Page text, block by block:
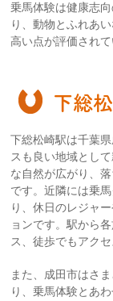
乗馬体験は健康志
り、動物とふれあ
高い点が評価されて
下総
下総松崎駅は千葉
スも良い地域とし
な自然が広がり、
です。近隣には乗
り、休日のレジャ
ョンです。駅から
ス、徒歩でもアク
また、成田市はさ
り、乗馬体験とあ